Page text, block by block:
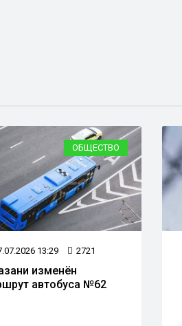
ОБЩЕСТВО
13:29 2721
изменён
автобуса №62